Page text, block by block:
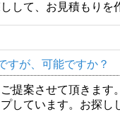
して、お見積もりを
すが、可能ですか？
提案させて頂きま
しています。お探